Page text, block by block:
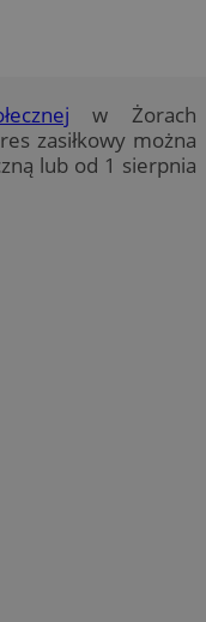
w Żorach
zasiłkowy można
lub od 1 sierpnia